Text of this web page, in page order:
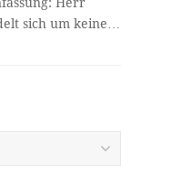
sich um keine…